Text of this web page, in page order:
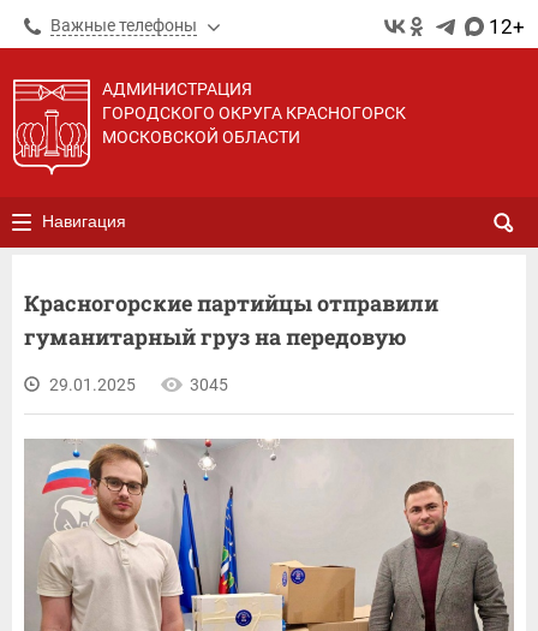
Важные телефоны 12+
АДМИНИСТРАЦИЯ
ГОРОДСКОГО ОКРУГА КРАСНОГОРСК
МОСКОВСКОЙ ОБЛАСТИ
Навигация
Красногорские партийцы отправили
гуманитарный груз на передовую
29.01.2025 3045